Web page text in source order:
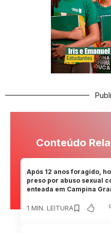
Conteúdo
Após 12 anos foragido,
preso por abuso sexual
enteada em Campina
1 MIN. LEITURA